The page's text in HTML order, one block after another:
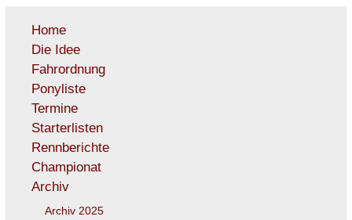
Home
Die Idee
Fahrordnung
Ponyliste
Termine
Starterlisten
Rennberichte
Championat
Archiv
Archiv 2025